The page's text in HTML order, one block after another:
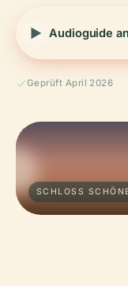
Audioguide
Geprüft April 2026
SCHLOSS